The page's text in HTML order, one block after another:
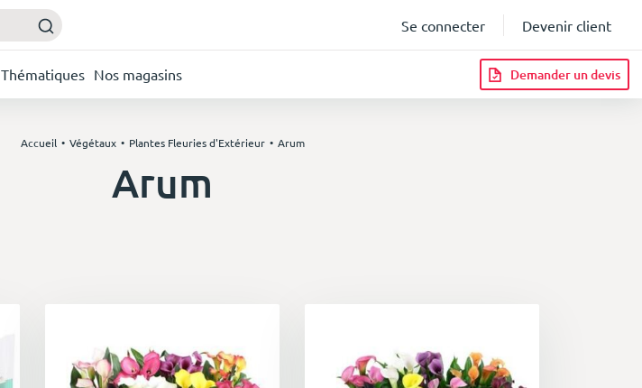
Se connecter Devenir client
Thématiques Nos magasins Demander un devis
Accueil Végétaux Plantes Fleuries d'Extérieur Arum
Arum